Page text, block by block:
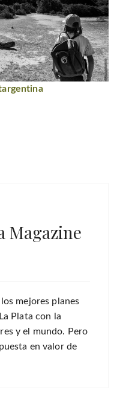
Magazine
mejores planes
Plata con la
y el mundo. Pero
en valor de